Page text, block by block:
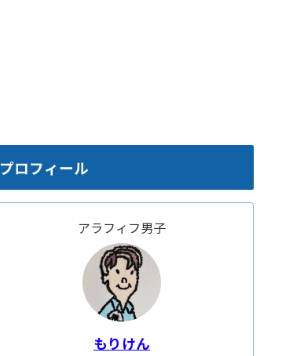
プロフィール
アラフィフ男子
もりけん